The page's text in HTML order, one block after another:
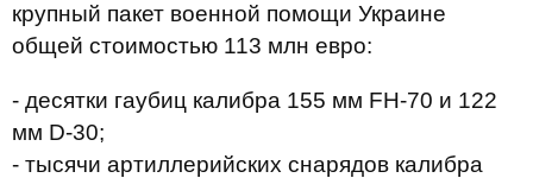
крупный пакет военной помощи Украине
общей стоимостью 113 млн евро:
- десятки гаубиц калибра 155 мм FH-70 и 122
мм D-30;
- тысячи артиллерийских снарядов калибра